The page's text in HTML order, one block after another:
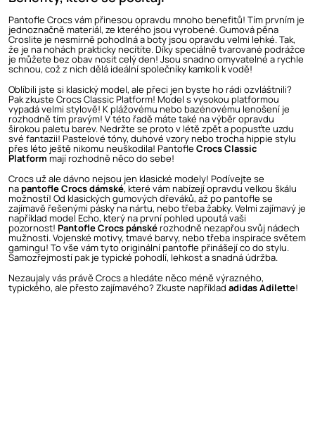
Pantofle Crocs vám přinesou opravdu mnoho benefitů! Tím prvním je
jednoznačně materiál, ze kterého jsou vyrobené. Gumová pěna
Croslite je nesmírně pohodlná a boty jsou opravdu velmi lehké. Tak,
že je na nohách prakticky necítíte. Díky speciálně tvarované podrážce
je můžete bez obav nosit celý den! Jsou snadno omyvatelné a rychle
schnou, což z nich dělá ideální společníky kamkoli k vodě!
Oblíbili jste si klasický model, ale přeci jen byste ho rádi ozvláštnili?
Pak zkuste Crocs Classic Platform! Model s vysokou platformou
vypadá velmi stylově! K plážovému nebo bazénovému lenošení je
rozhodně tím pravým! V této řadě máte také na výběr opravdu
širokou paletu barev. Nedržte se proto v létě zpět a popusťte uzdu
své fantazii! Pastelové tóny, duhové vzory nebo trocha hippie stylu
přes léto ještě nikomu neuškodila! Pantofle Crocs Classic
Platformmají rozhodně něco do sebe!
Crocs už ale dávno nejsou jen klasické modely! Podívejte se
napantofle Crocs dámské, které vám nabízejí opravdu velkou škálu
možností! Od klasických gumových dřeváků, až po pantofle se
zajímavě řešenými pásky na nártu, nebo třeba žabky. Velmi zajímavý je
například model Echo, který na první pohled upoutá vaši
pozornost! Pantofle Crocs pánskérozhodně nezapřou svůj nádech
mužnosti. Vojenské motivy, tmavé barvy, nebo třeba inspirace světem
gamingu! To vše vám tyto originální pantofle přinášejí co do stylu.
Samozřejmostí pak je typické pohodlí, lehkost a snadná údržba.
Nezaujaly vás právě Crocs a hledáte něco méně výrazného,
typického, ale přesto zajímavého? Zkuste například adidas Adilette!